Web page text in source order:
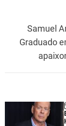
Samuel
Graduado